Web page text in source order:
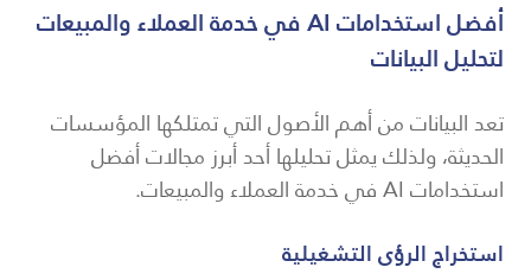
أفضل استخدامات AI في خدمة العملاء والمبيعات
لتحليل البيانات
تعد البيانات من أهم الأصول التي تمتلكها المؤسسات
الحديثة، ولذلك يمثل تحليلها أحد أبرز مجالات أفضل
استخدامات AI في خدمة العملاء والمبيعات.
استخراج الرؤى التشغيلية